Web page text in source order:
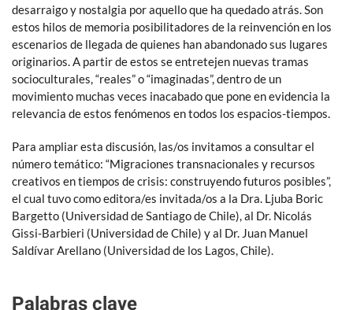
desarraigo y nostalgia por aquello que ha quedado atrás. Son
estos hilos de memoria posibilitadores de la reinvención en los
escenarios de llegada de quienes han abandonado sus lugares
originarios. A partir de estos se entretejen nuevas tramas
socioculturales, “reales” o “imaginadas”, dentro de un
movimiento muchas veces inacabado que pone en evidencia la
relevancia de estos fenómenos en todos los espacios-tiempos.
Para ampliar esta discusión, las/os invitamos a consultar el
número temático: “Migraciones transnacionales y recursos
creativos en tiempos de crisis: construyendo futuros posibles”,
el cual tuvo como editora/es invitada/os a la Dra. Ljuba Boric
Bargetto (Universidad de Santiago de Chile), al Dr. Nicolás
Gissi-Barbieri (Universidad de Chile) y al Dr. Juan Manuel
Saldívar Arellano (Universidad de los Lagos, Chile).
Palabras clave